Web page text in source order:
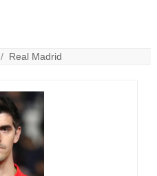
/ Real Madrid